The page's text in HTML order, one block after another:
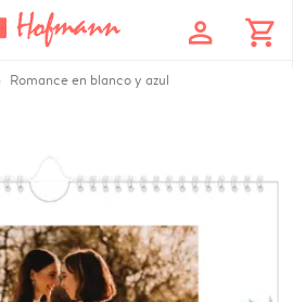
profile shopping_cart
Romance en blanco y azul